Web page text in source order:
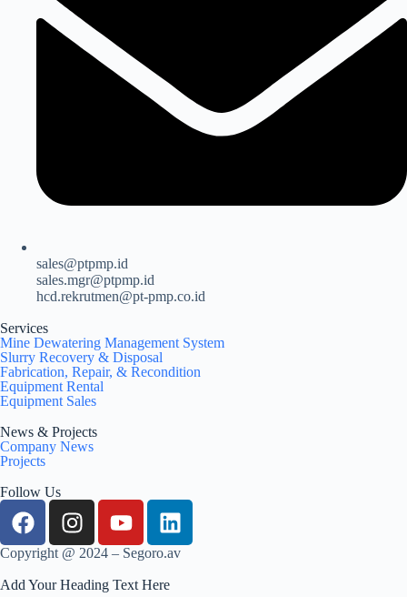
sales@ptpmp.id
sales.mgr@ptpmp.id
hcd.rekrutmen@pt-pmp.co.id
Services
Mine Dewatering Management System
Slurry Recovery & Disposal
Fabrication, Repair, & Recondition
Equipment Rental
Equipment Sales
News & Projects
Company News
Projects
Follow Us
Copyright @ 2024 – Segoro.av
Add Your Heading Text Here